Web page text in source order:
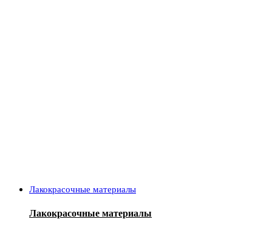
Лакокрасочные материалы
Лакокрасочные материалы